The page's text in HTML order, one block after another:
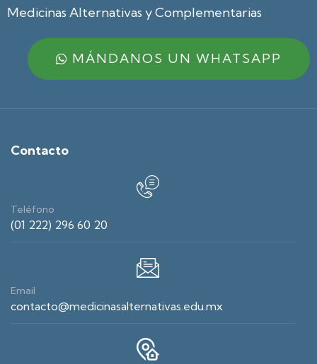
Medicinas Alternativas y Complementarias
MÁNDANOS UN WHATSAPP
Contacto
Teléfono
(01 222) 296 60 20
Email
contacto@medicinasalternativas.edu.mx